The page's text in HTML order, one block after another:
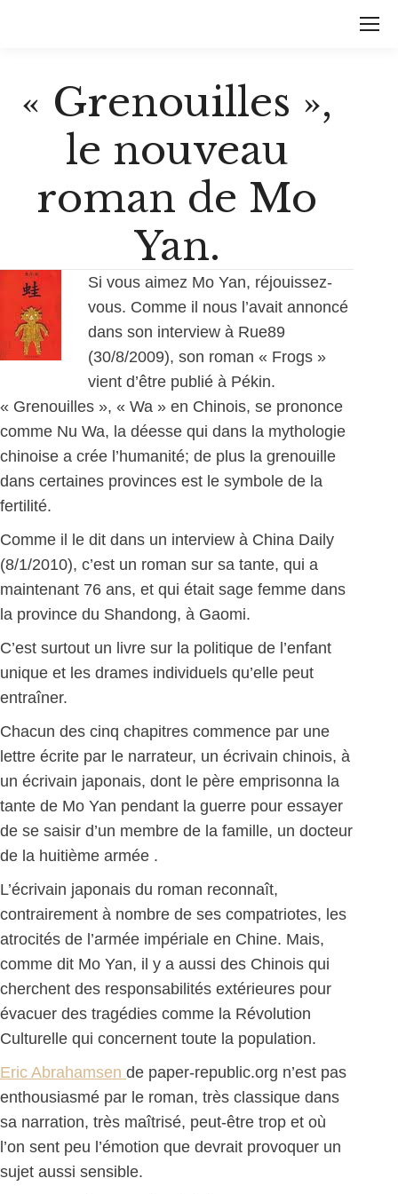
« Grenouilles »,
le nouveau
roman de Mo
Yan.
Si vous aimez Mo Yan, réjouissez-
vous. Comme il nous l’avait annoncé
dans son interview à Rue89
(30/8/2009), son roman « Frogs »
vient d’être publié à Pékin.
« Grenouilles », « Wa » en Chinois, se prononce
comme Nu Wa, la déesse qui dans la mythologie
chinoise a crée l’humanité; de plus la grenouille
dans certaines provinces est le symbole de la
fertilité.
Comme il le dit dans un interview à China Daily
(8/1/2010), c’est un roman sur sa tante, qui a
maintenant 76 ans, et qui était sage femme dans
la province du Shandong, à Gaomi.
C’est surtout un livre sur la politique de l’enfant
unique et les drames individuels qu’elle peut
entraîner.
Chacun des cinq chapitres commence par une
lettre écrite par le narrateur, un écrivain chinois, à
un écrivain japonais, dont le père emprisonna la
tante de Mo Yan pendant la guerre pour essayer
de se saisir d’un membre de la famille, un docteur
de la huitième armée .
L’écrivain japonais du roman reconnaît,
contrairement à nombre de ses compatriotes, les
atrocités de l’armée impériale en Chine. Mais,
comme dit Mo Yan, il y a aussi des Chinois qui
cherchent des responsabilités extérieures pour
évacuer des tragédies comme la Révolution
Culturelle qui concernent toute la population.
Eric Abrahamsen de paper-republic.org n’est pas
enthousiasmé par le roman, très classique dans
sa narration, très maîtrisé, peut-être trop et où
l’on sent peu l’émotion que devrait provoquer un
sujet aussi sensible.